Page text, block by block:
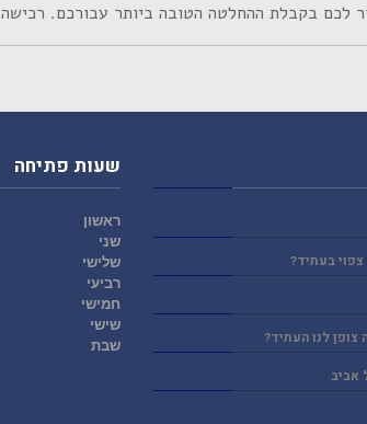
לכם בקבלת ההחלטה הטובה ביותר עבורכם. רכישה
בעתיד?
צופן לנו העתיד?
אביב
שעות פתיחה
ראשון
שני
שלישי
רביעי
חמישי
שישי
שבת